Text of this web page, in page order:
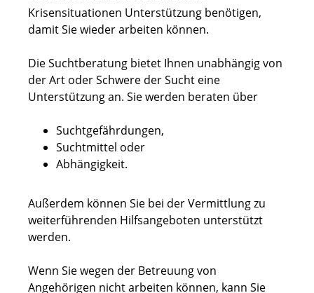
Krisensituationen Unterstützung benötigen,
damit Sie wieder arbeiten können.
Die Suchtberatung bietet Ihnen unabhängig von
der Art oder Schwere der Sucht eine
Unterstützung an. Sie werden beraten über
Suchtgefährdungen,
Suchtmittel oder
Abhängigkeit.
Außerdem können Sie bei der Vermittlung zu
weiterführenden Hilfsangeboten unterstützt
werden.
Wenn Sie wegen der Betreuung von
Angehörigen nicht arbeiten können, kann Sie